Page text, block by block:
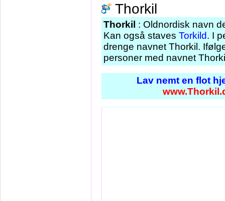
Thorkil
Thorkil : Oldnordisk navn
Kan også staves Torkild. I
drenge navnet Thorkil.
personer med navnet
Lav nemt en flot